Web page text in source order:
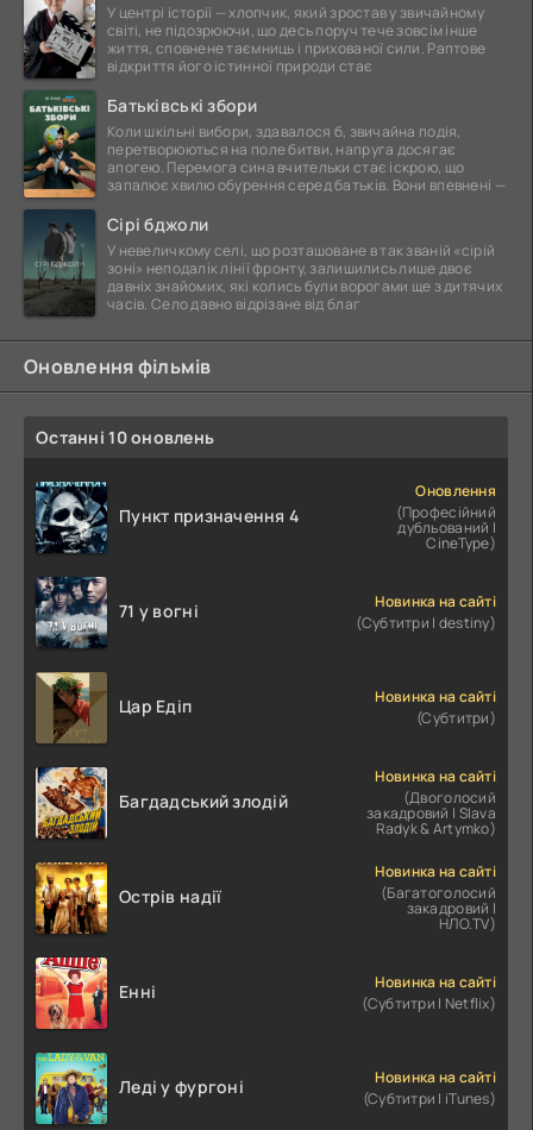
У центрі історії — хлопчик, який зростав у звичайному
світі, не підозрюючи, що десь поруч тече зовсім інше
життя, сповнене таємниць і прихованої сили. Раптове
відкриття його істинної природи стає
Батьківські збори
Коли шкільні вибори, здавалося б, звичайна подія,
перетворюються на поле битви, напруга досягає
апогею. Перемога сина вчительки стає іскрою, що
запалює хвилю обурення серед батьків. Вони впевнені —
Сірі бджоли
У невеличкому селі, що розташоване в так званій «сірій
зоні» неподалік лінії фронту, залишились лише двоє
давніх знайомих, які колись були ворогами ще з дитячих
часів. Село давно відрізане від благ
Оновлення фільмів
Останні 10 оновлень
Пункт призначення 4
Оновлення
(Професійний
дубльований |
CineType)
71 у вогні
Новинка на сайті
(Субтитри | destiny)
Цар Едіп
Новинка на сайті
(Субтитри)
Багдадський злодій
Новинка на сайті
(Двоголосий
закадровий | Slava
Radyk & Artymko)
Острів надії
Новинка на сайті
(Багатоголосий
закадровий |
НЛО.TV)
Енні
Новинка на сайті
(Субтитри | Netflix)
Леді у фургоні
Новинка на сайті
(Субтитри | iTunes)